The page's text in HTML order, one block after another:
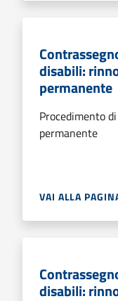
disabili:
permanente
Procedimento
permanente
VAI ALLA
disabili: